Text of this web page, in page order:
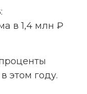
в 1,4 млн ₽
этом году.